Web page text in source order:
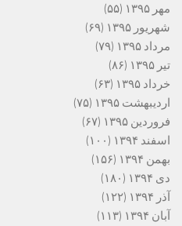
مهر ۱۳۹۵
(۵۵)
شهریور ۱۳۹۵
(۶۹)
مرداد ۱۳۹۵
(۷۹)
تیر ۱۳۹۵
(۸۶)
خرداد ۱۳۹۵
(۶۳)
اردیبهشت ۱۳۹۵
(۷۵)
فروردین ۱۳۹۵
(۶۷)
اسفند ۱۳۹۴
(۱۰۰)
بهمن ۱۳۹۴
(۱۵۶)
دی ۱۳۹۴
(۱۸۰)
آذر ۱۳۹۴
(۱۲۲)
آبان ۱۳۹۴
(۱۱۳)